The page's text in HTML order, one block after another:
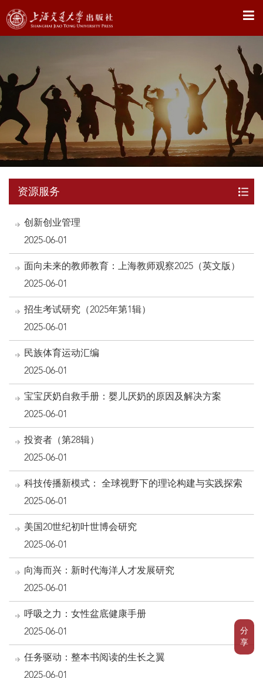
X
分
享
资源服务
创新创业管理
2025-06-01
面向未来的教师教育：上海教师观察2025（英文版）
2025-06-01
招生考试研究（2025年第1辑）
2025-06-01
民族体育运动汇编
2025-06-01
宝宝厌奶自救手册：婴儿厌奶的原因及解决方案
2025-06-01
投资者（第28辑）
2025-06-01
科技传播新模式： 全球视野下的理论构建与实践探索
2025-06-01
美国20世纪初叶世博会研究
2025-06-01
向海而兴：新时代海洋人才发展研究
2025-06-01
呼吸之力：女性盆底健康手册
2025-06-01
任务驱动：整本书阅读的生长之翼
2025-06-01